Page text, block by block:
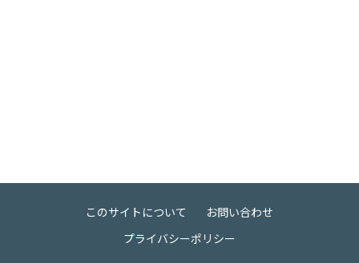
このサイトについて
お問い合わせ
プライバシーポリシー